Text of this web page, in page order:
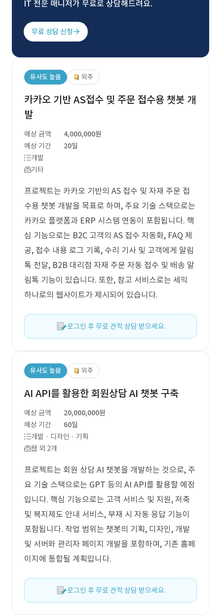
IT 전문 매니저가 무료로 상담해드려요.
무료 상담 신청
유사도 높음 외주
카카오 기반 AS접수 및 주문 접수용 챗봇 개
발
예상 금액
4,000,000원
예상 기간
20일
개발
기타
프로젝트는 카카오 기반의 AS 접수 및 자재 주문 접
수용 챗봇 개발을 목표로 하며, 주요 기술 스택으로는
카카오 플랫폼과 ERP 시스템 연동이 포함됩니다. 핵
심 기능으로는 B2C 고객의 AS 접수 자동화, FAQ 제
공, 접수 내용 로그 기록, 수리 기사 및 고객에게 알림
톡 전달, B2B 대리점 자재 주문 자동 접수 및 배송 알
림톡 기능이 있습니다. 또한, 참고 서비스로는 세익
하나로의 웹사이트가 제시되어 있습니다.
로그인 후 무료 견적 상담 받으세요.
유사도 높음 외주
AI API를 활용한 회원상담 AI 챗봇 구축
예상 금액
20,000,000원
예상 기간
60일
개발 · 디자인 · 기획
웹 외 2개
프로젝트는 회원 상담 AI 챗봇을 개발하는 것으로, 주
요 기술 스택으로는 GPT 등의 AI API를 활용할 예정
입니다. 핵심 기능으로는 고객 서비스 및 지원, 저축
및 복지제도 안내 서비스, 부재 시 자동 응답 기능이
포함됩니다. 작업 범위는 챗봇의 기획, 디자인, 개발
및 서버와 관리자 페이지 개발을 포함하며, 기존 홈페
이지에 통합될 계획입니다.
로그인 후 무료 견적 상담 받으세요.